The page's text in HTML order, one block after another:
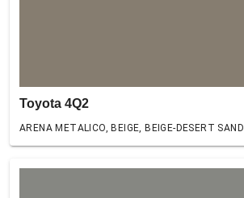
Toyota 4Q2
ARENA METALICO, BEIGE, BEIGE-DESERT SAND